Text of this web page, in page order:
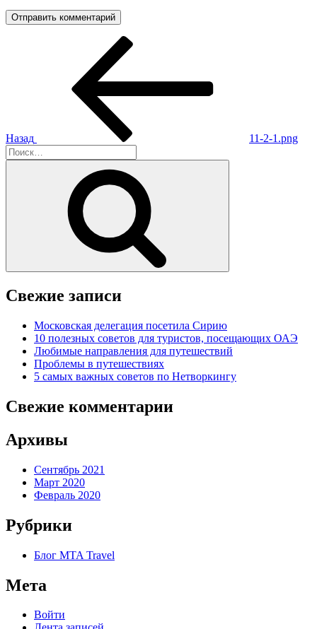
Назад
11-2-1.png
Искать:
Свежие записи
Московская делегация посетила Сирию
10 полезных советов для туристов, посещающих ОАЭ
Любимые направления для путешествий
Проблемы в путешествиях
5 самых важных советов по Нетворкингу
Свежие комментарии
Архивы
Сентябрь 2021
Март 2020
Февраль 2020
Рубрики
Блог MTA Travel
Мета
Войти